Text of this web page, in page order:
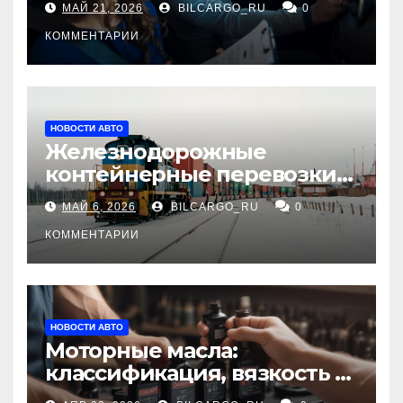
МАЙ 21, 2026 BILCARGO_RU 0
КОММЕНТАРИИ
НОВОСТИ АВТО
Железнодорожные
контейнерные перевозки
из Китая в Россию:
маршруты, сроки и
требования
МАЙ 6, 2026 BILCARGO_RU 0
КОММЕНТАРИИ
НОВОСТИ АВТО
Моторные масла:
классификация, вязкость и
рекомендации по выбору